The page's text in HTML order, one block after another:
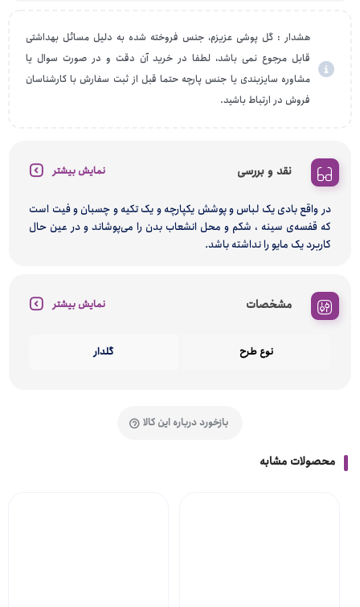
هشدار : گل پوشی عزیزم، جنس فروخته شده به دلیل مسائل بهداشتی
قابل مرجوع نمی باشد، لطفا در خرید آن دقت و در صورت سوال یا
مشاوره سایزبندی یا جنس پارچه حتما قبل از ثبت سفارش با کارشناسان
فروش در ارتباط باشید.
نقد و بررسی نمایش بیشتر
در واقع بادی یک لباس و پوشش یکپارچه و یک تکیه و چسبان و فیت است
که قفسه‌ی سینه ، شکم و محل انشعاب بدن را می‌پوشاند و در عین حال
کاربرد یک مایو را نداشته باشد.
مشخصات نمایش بیشتر
نوع طرح گلدار
بازخورد درباره این کالا
محصولات مشابه